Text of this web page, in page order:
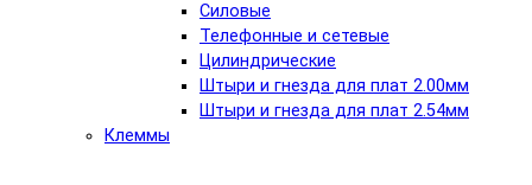
Силовые
Телефонные и сетевые
Цилиндрические
Штыри и гнезда для плат 2.00мм
Штыри и гнезда для плат 2.54мм
Клеммы